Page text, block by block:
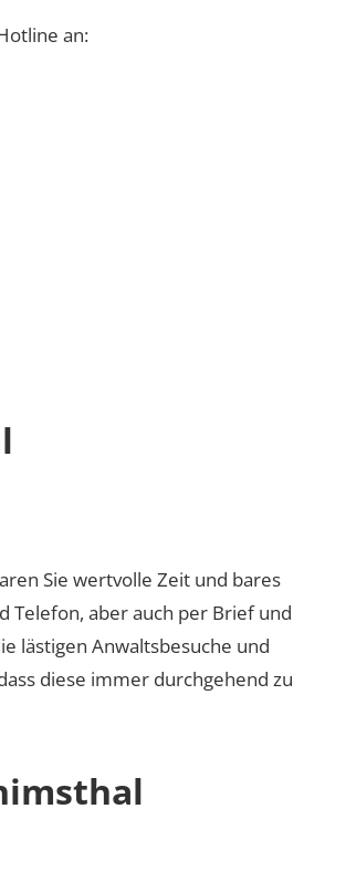
an:
Sie wertvolle Zeit und bares
Telefon, aber auch per Brief und
lästigen Anwaltsbesuche und
diese immer durchgehend zu